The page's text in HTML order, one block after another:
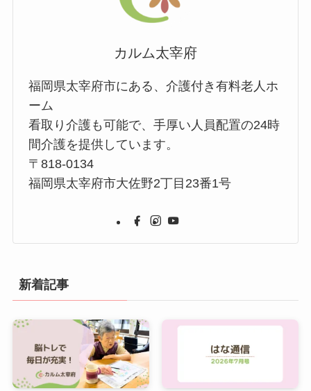
カルム太宰府
福岡県太宰府市にある、介護付き有料老人ホ
ーム
看取り介護も可能で、手厚い人員配置の24時
間介護を提供しています。
〒818-0134
福岡県太宰府市大佐野2丁目23番1号
新着記事